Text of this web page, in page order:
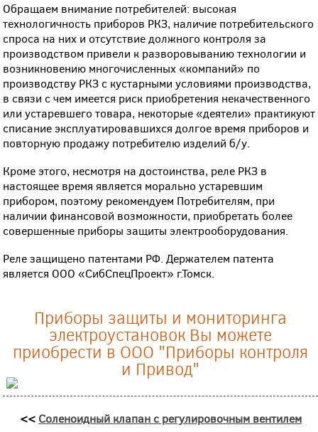
Обращаем внимание потребителей: высокая
технологичность приборов РКЗ, наличие потребительского
спроса на них и отсутствие должного контроля за
производством привели к разворовыванию технологии и
возникновению многочисленных «компаний» по
производству РКЗ с кустарными условиями производства,
в связи с чем имеется риск приобретения некачественного
или устаревшего товара, некоторые «деятели» практикуют
списание эксплуатировавшихся долгое время приборов и
повторную продажу потребителю изделий б/у.
Кроме этого, несмотря на достоинства, реле РКЗ в
настоящее время является морально устаревшим
прибором, поэтому рекомендуем Потребителям, при
наличии финансовой возможности, приобретать более
совершенные приборы защиты электрооборудования.
Реле защищено патентами РФ. Держателем патента
является ООО «СибСпецПроект» г.Томск.
Приборы защиты и мониторинга
электроустановок Вы можете
приобрести в ООО "Приборы контроля
и Привод"
<< Соленоидный клапан с регулировочным вентилем